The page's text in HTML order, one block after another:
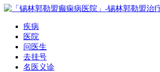
疾病
医院
问医生
去挂号
名医义诊